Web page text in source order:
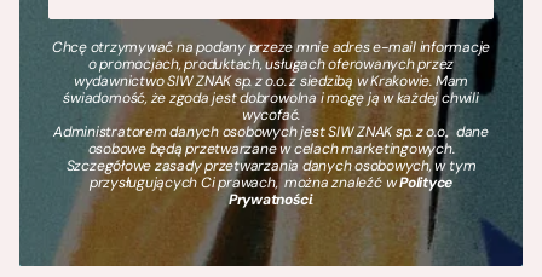
Chcę otrzymywać na podany przeze mnie adres e-mail informacje
o promocjach, produktach, usługach oferowanych przez
wydawnictwo SIW ZNAK sp. z o.o. z siedzibą w Krakowie. Mam
świadomość, że zgoda jest dobrowolna i mogę ją w każdej chwili
wycofać.
Administratorem danych osobowych jest SIW ZNAK sp. z o.o., dane
osobowe będą przetwarzane w celach marketingowych.
Szczegółowe zasady przetwarzania danych osobowych, w tym
przysługujących Ci prawach, można znaleźć wPolityce
Prywatności.